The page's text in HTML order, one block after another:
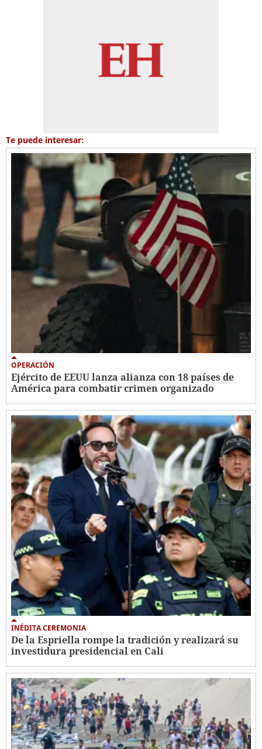
Te puede interesar:
OPERACIÓN
Ejército de EEUU lanza alianza con 18 países de
América para combatir crimen organizado
INÉDITA CEREMONIA
De la Espriella rompe la tradición y realizará su
investidura presidencial en Cali